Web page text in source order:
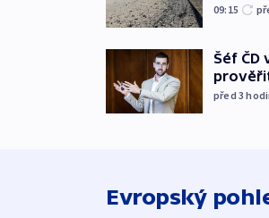
09:15
Šéf
před 3
Evropský